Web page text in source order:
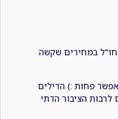
במחירים שקשה
פחות :) הדילים
לרבות הציבור הדתי